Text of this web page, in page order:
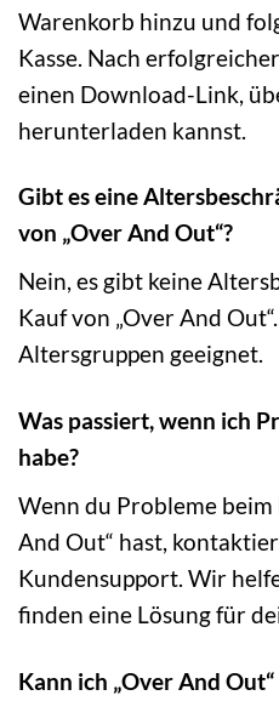
Warenkorb hinzu und
Kasse. Nach
einen Download-Link,
herunterladen kannst.
Gibt es eine
von „Over And Out“?
Nein, es gibt keine
Kauf von „Over And
Altersgruppen geeignet.
Was passiert, wenn ich
habe?
Wenn du Probleme
And Out“ hast,
Kundensupport. Wir
finden eine Lösung für
Kann ich „Over And